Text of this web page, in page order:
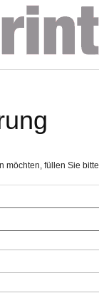
möchten, füllen Sie